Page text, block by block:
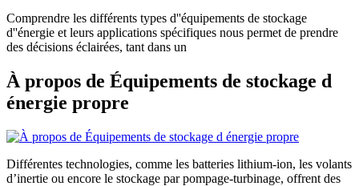
Comprendre les différents types d''équipements de stockage
d''énergie et leurs applications spécifiques nous permet de prendre
des décisions éclairées, tant dans un
À propos de Équipements de stockage d
énergie propre
Différentes technologies, comme les batteries lithium-ion, les volants
d’inertie ou encore le stockage par pompage-turbinage, offrent des